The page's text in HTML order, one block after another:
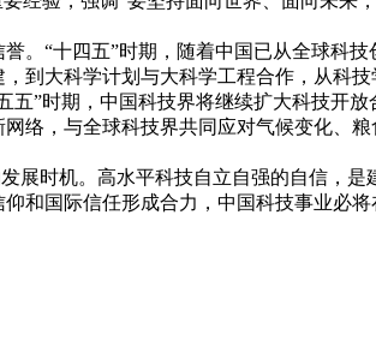
“十四五”时期，随着中国已从全球科
大科学计划与大科学工程合作，从科
”时期，中国科技界将继续扩大科技开
络，与全球科技界共同应对气候变化、
时机。高水平科技自立自强的自信，是
和国际信任形成合力，中国科技事业必